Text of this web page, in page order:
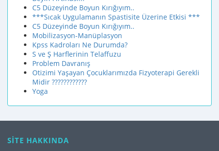
C5 Düzeyinde Boyun Kırığıyım..
***Sıcak Uygulamanın Spastisite Üzerine Etkisi ***
C5 Düzeyinde Boyun Kırığıyım..
Mobilizasyon-Manüplasyon
Kpss Kadroları Ne Durumda?
S ve Ş Harflerinin Telaffuzu
Problem Davranış
Otizimi Yaşayan Çocuklarımızda Fizyoterapi Gerekli
Midir ????????????
Yoga
SİTE HAKKINDA